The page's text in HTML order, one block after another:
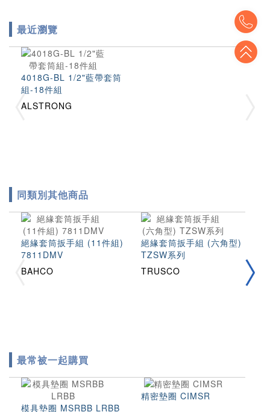
最近瀏覽
4018G-BL 1/2"藍帶套筒
組-18件組
ALSTRONG
同類別其他商品
絕緣套筒扳手組 (11件組)
7811DMV
BAHCO
絕緣套筒扳手組 (六角型)
TZSW系列
TRUSCO
最常被一起購買
模具墊圈 MSRBB LRBB
精密墊圈 CIMSR